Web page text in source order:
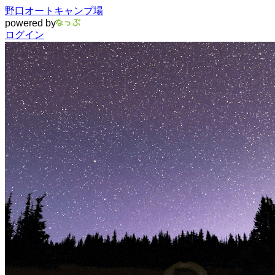
野口オートキャンプ場
powered by
ログイン